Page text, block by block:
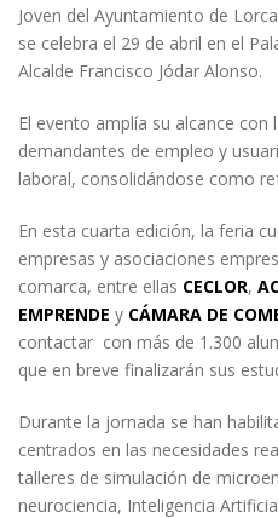
Joven del Ayuntamiento de
se celebra el 29 de abril en el
Alcalde Francisco Jódar Alonso.
El evento amplía su alcance con
demandantes de empleo y
laboral, consolidándose como
En esta cuarta edición, la feria
empresas y asociaciones
comarca, entre ellas CECLOR,
EMPRENDE y CÁMARA DE
contactar con más de 1.300
que en breve finalizarán sus
Durante la jornada se han
centrados en las necesidades
talleres de simulación de
neurociencia, Inteligencia